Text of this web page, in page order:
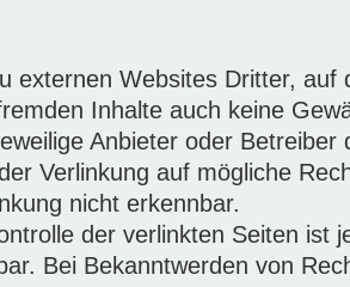
externen Websites Dritter,
Inhalte auch keine
Anbieter oder
Verlinkung auf mögliche
nicht erkennbar.
der verlinkten Seiten ist
Bei Bekanntwerden von